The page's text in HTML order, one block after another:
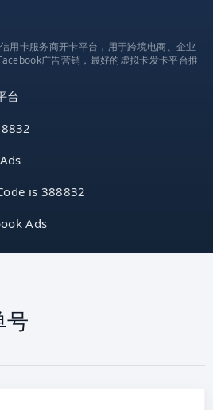
用卡服务商开卡平台，用于跨境电商、企业
广告营销，最好的虚拟卡发卡平台推
台
is 388832
Ads
号